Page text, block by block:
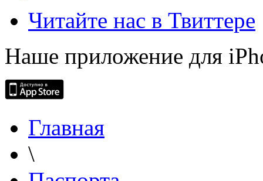
Читайте нас в Твиттере
Наше приложение для
Главная
\